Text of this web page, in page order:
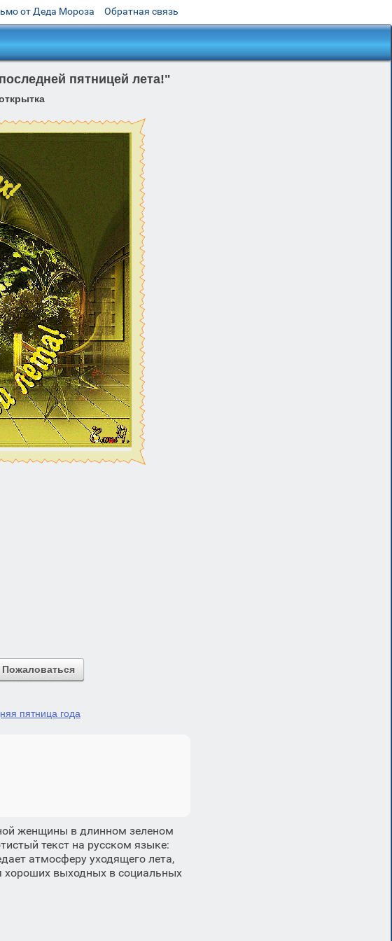
от Деда Мороза Обратная связь
пятницей лета!"
Пожаловаться
пятница года
женщины в длинном зеленом
текст на русском языке:
атмосферу уходящего лета,
хороших выходных в социальных